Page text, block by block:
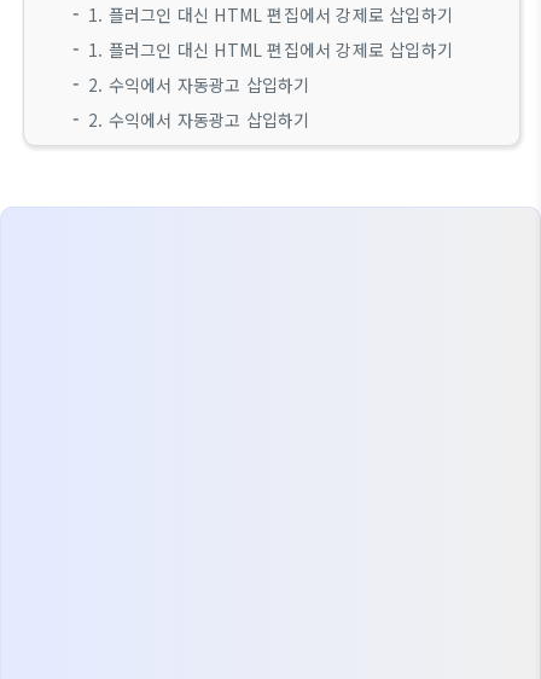
1. 플러그인 대신 HTML 편집에서 강제로 삽입하기
1. 플러그인 대신 HTML 편집에서 강제로 삽입하기
2. 수익에서 자동광고 삽입하기
2. 수익에서 자동광고 삽입하기